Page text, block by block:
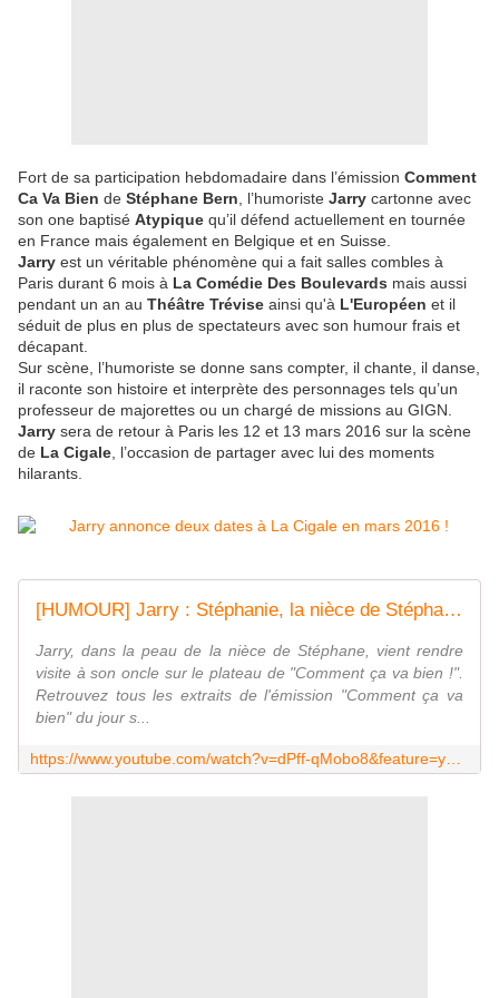
Fort de sa participation hebdomadaire dans l’émission Comment
Ca Va Bien de Stéphane Bern , l’humoriste Jarry cartonne avec
son one baptisé Atypique qu’il défend actuellement en tournée
en France mais également en Belgique et en Suisse.
Jarry est un véritable phénomène qui a fait salles combles à
Paris durant 6 mois à La Comédie Des Boulevards mais aussi
pendant un an au Théâtre Trévise ainsi qu'à L'Européen et il
séduit de plus en plus de spectateurs avec son humour frais et
décapant.
Sur scène, l’humoriste se donne sans compter, il chante, il danse,
il raconte son histoire et interprète des personnages tels qu’un
professeur de majorettes ou un chargé de missions au GIGN.
Jarry sera de retour à Paris les 12 et 13 mars 2016 sur la scène
de La Cigale , l’occasion de partager avec lui des moments
hilarants.
[HUMOUR] Jarry : Stéphanie, la nièce de Stéphane Bern #CCVB
Jarry, dans la peau de la nièce de Stéphane, vient rendre
visite à son oncle sur le plateau de "Comment ça va bien !".
Retrouvez tous les extraits de l'émission "Comment ça va
bien" du jour s...